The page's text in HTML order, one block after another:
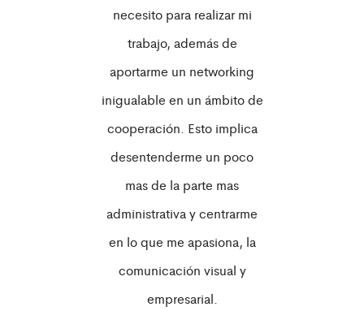
necesito para realizar mi
trabajo, además de
aportarme un networking
inigualable en un ámbito de
cooperación. Esto implica
desentenderme un poco
mas de la parte mas
administrativa y centrarme
en lo que me apasiona, la
comunicación visual y
empresarial.